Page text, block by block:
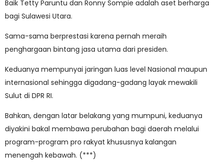
Baik Tetty Paruntu dan Ronny Sompie adalah aset berharga
bagi Sulawesi Utara.
Sama-sama berprestasi karena pernah meraih
penghargaan bintang jasa utama dari presiden.
Keduanya mempunyai jaringan luas level Nasional maupun
internasional sehingga digadang-gadang layak mewakili
Sulut di DPR RI.
Bahkan, dengan latar belakang yang mumpuni, keduanya
diyakini bakal membawa perubahan bagi daerah melalui
program-program pro rakyat khususnya kalangan
menengah kebawah. (***)